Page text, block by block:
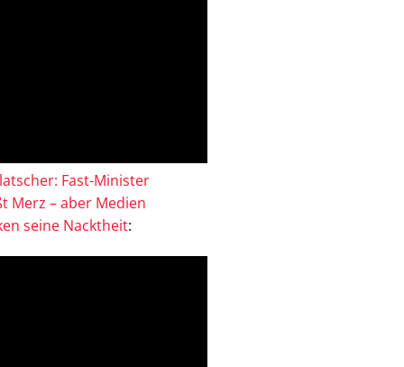
Fast-Minister
Merz – aber Medien
seine Nacktheit: